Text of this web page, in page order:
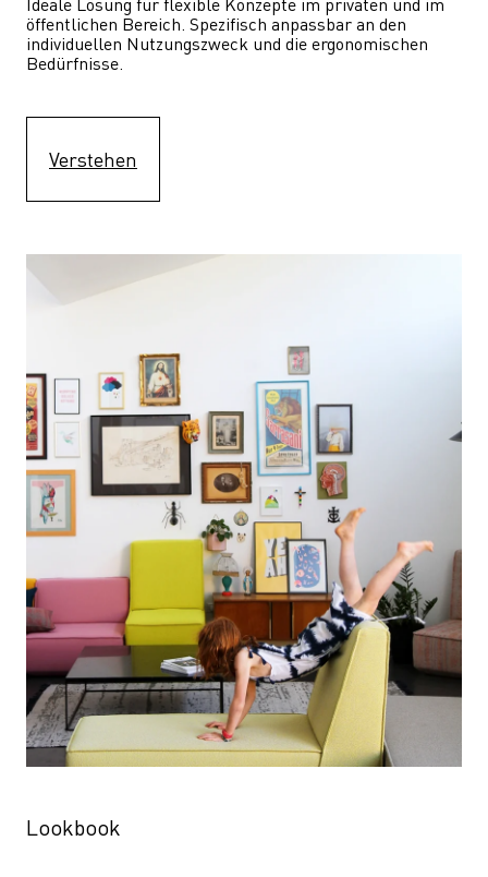
öffentlichen Bereich. Spezifisch anpassbar an den
individuellen Nutzungszweck und die ergonomischen
Bedürfnisse.
Verstehen
Lookbook